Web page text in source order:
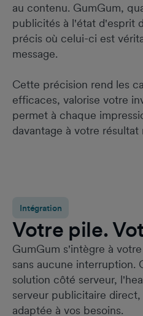
au contenu. GumGum,
publicités à l'état d'esprit
précis où celui-ci est
message.
Cette précision rend les
efficaces, valorise votre
permet à chaque
davantage à votre résultat
Intégration
Votre pile.
GumGum s'intègre à
sans aucune interruption.
solution côté serveur,
serveur publicitaire
adaptée à vos besoins.